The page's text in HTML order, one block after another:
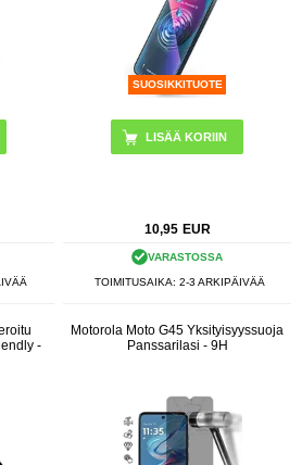
SUOSIKKITUOTE
10,95 EUR
VARASTOSSA
TOIMITUSAIKA: 2-3 ARKIPÄIVÄÄ
-
Motorola Moto G45 Yksityisyyssuoja
Panssarilasi - 9H